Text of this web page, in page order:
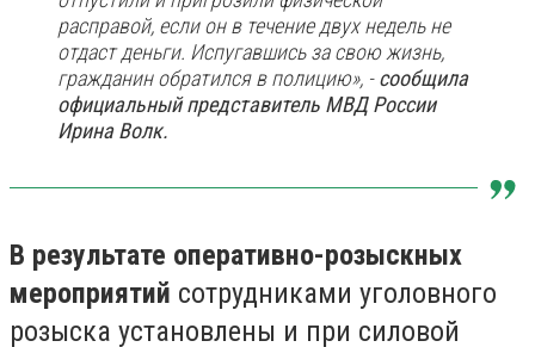
расправой, если он в течение двух недель не
отдаст деньги. Испугавшись за свою жизнь,
гражданин обратился в полицию», -сообщила
официальный представитель МВД России
Ирина Волк.
В результате оперативно-розыскных
мероприятий сотрудниками уголовного
розыска установлены и при силовой